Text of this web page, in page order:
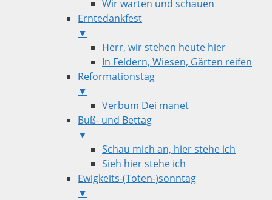
Wir warten und schauen
Erntedankfest
▼
Herr, wir stehen heute hier
In Feldern, Wiesen, Gärten reifen
Reformationstag
▼
Verbum Dei manet
Buß- und Bettag
▼
Schau mich an, hier stehe ich
Sieh hier stehe ich
Ewigkeits-(Toten-)sonntag
▼